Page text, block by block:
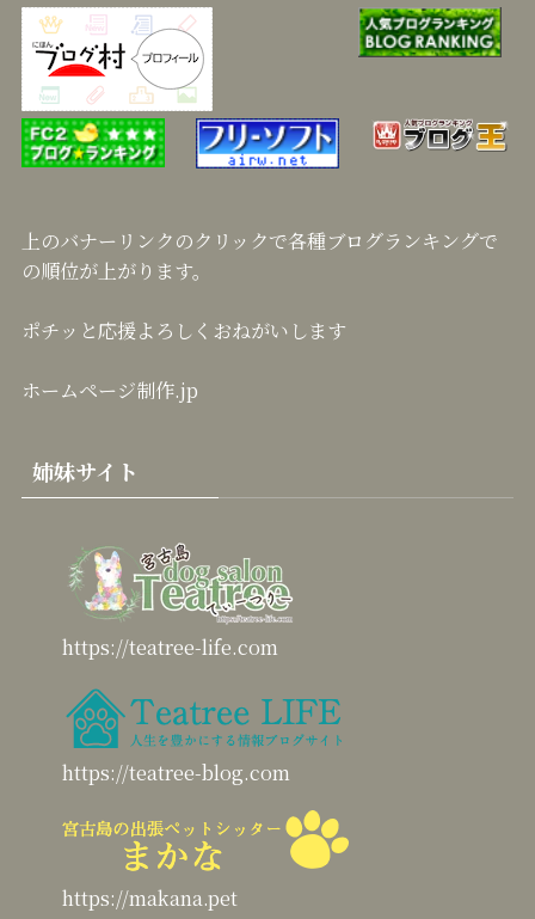
上のバナーリンクのクリックで各種ブログランキングで
の順位が上がります。
ポチッと応援よろしくおねがいします
ホームページ制作.jp
姉妹サイト
https://teatree-life.com
https://teatree-blog.com
https://makana.pet